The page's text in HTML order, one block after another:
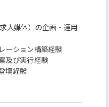
人媒体）の企画・運用
ーション構築経験
及び実行経験
壇経験